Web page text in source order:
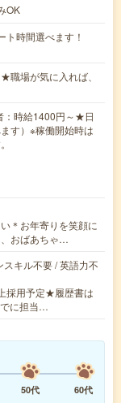
OK
時間選べます！
場が気に入れば、
時給1400円～★日
す）※稼働開始時は
＊お年寄りを笑顔に
おばあちゃ…
キル不要 / 英語力不
採用予定★履歴書は
に担当…
50代
60代